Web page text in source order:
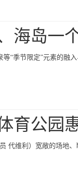
海岛一
“季节限定”元素的融
育公园
代维利）宽敞的场地